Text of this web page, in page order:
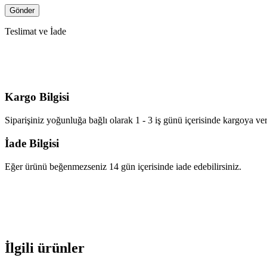
Teslimat ve İade
Kargo Bilgisi
Siparişiniz yoğunluğa bağlı olarak 1 - 3 iş günü içerisinde kargoya
İade Bilgisi
Eğer ürünü beğenmezseniz 14 gün içerisinde iade edebilirsiniz.
İlgili ürünler